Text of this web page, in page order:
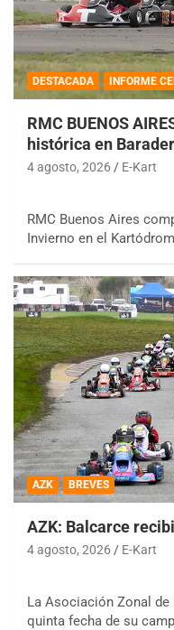
DESTACADA INFORME
RMC BUENOS
histórica en
4 agosto, 2026 E-Kart
RMC Buenos Aires
Invierno en el
AZK BREVES
AZK: Balcarce
4 agosto, 2026 E-Kart
La Asociación Zonal
quinta fecha de su